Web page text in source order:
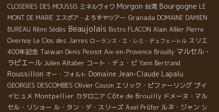
CLOSERIES DES MOUSSIS ミネルヴォワ Morgon 台湾 Bourgogne LE
MONT DE MARIE エスポア・よろずやツアー Granada DOMAINE DAMIEN
BUREAU Rémi Sédès Beaujolais Bistro FLACON Alain Allier Pierre
Overnoy Le Clos des Jarres ローランス・エ・レミ・デュフェートル スリエ
400年記念 Taiwan Denis Pesnot Aix-en-Provence Brouilly マルセル・
ラピエール Julien Altaber コート・デュ・ピ Yann Bertrand
Roussillon オー・フォルト Domaine Jean-Claude Lapalu
GEORGES DESCOMBES Olivier Cousin エリック・ピファーリング プイ
イヒュメ Montpellier カタロニア Côte de Brouilly ドメーヌ・マル
セル・リショー ル・タン・デ・スリーズ Axel Prüfer ルネ・ジャン シ